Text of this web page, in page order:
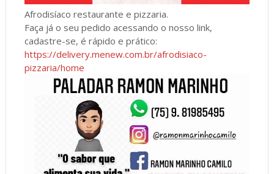
Afrodisíaco restaurante e pizzaria.
Faça já o seu pedido acessando o nosso link,
cadastre-se, é rápido e prático:
https://delivery.menew.com.br/afrodisiaco-
pizzaria/home